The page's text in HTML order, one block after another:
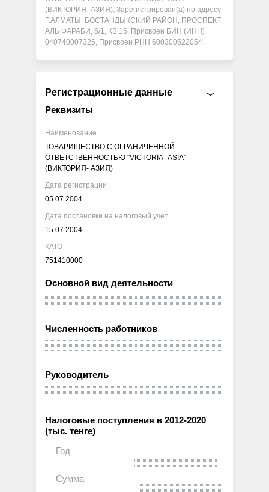
(ВИКТОРИЯ- АЗИЯ), Зарегистрирован(а) по адресу
Г.АЛМАТЫ, БОСТАНДЫКСКИЙ РАЙОН, ПРОСПЕКТ
АЛЬ ФАРАБИ, 5/1, КВ 15, Присвоен БИН (ИНН)
040740007326, Присвоен РНН 600300522054
Регистрационные данные
Реквизиты
Наименование
ТОВАРИЩЕСТВО С ОГРАНИЧЕННОЙ
ОТВЕТСТВЕННОСТЬЮ "VIСTORIA- ASIA"
(ВИКТОРИЯ- АЗИЯ)
Дата регистрации
05.07.2004
Дата постановки на налоговый учет
15.07.2004
КАТО
751410000
Основной вид деятельности
Численность работников
Руководитель
Налоговые поступления в 2012-2020
(тыс. тенге)